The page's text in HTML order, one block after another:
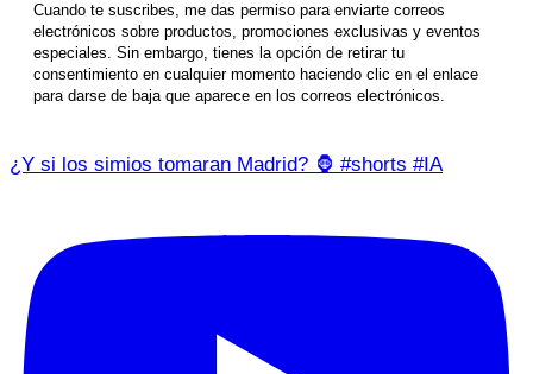
Cuando te suscribes, me das permiso para enviarte correos
electrónicos sobre productos, promociones exclusivas y eventos
especiales. Sin embargo, tienes la opción de retirar tu
consentimiento en cualquier momento haciendo clic en el enlace
para darse de baja que aparece en los correos electrónicos.
¿Y si los simios tomaran Madrid? 🦍 #shorts #IA